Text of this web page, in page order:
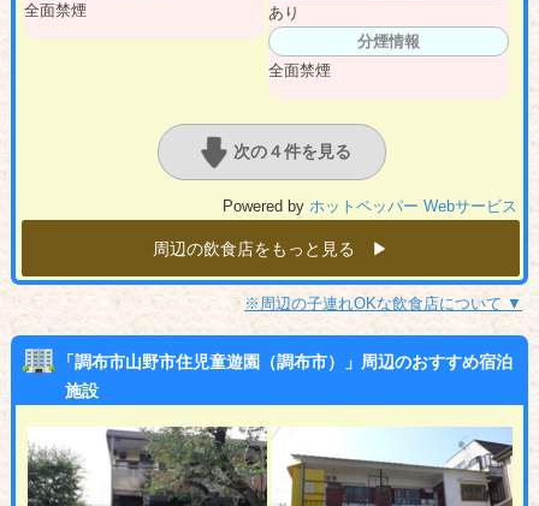
全面禁煙
あり
分煙情報
全面禁煙
次の４件を見る
Powered by ホットペッパー Webサービス
周辺の飲食店をもっと見る ▶︎
※周辺の子連れOKな飲食店について ▼
「調布市山野市住児童遊園（調布市）」周辺のおすすめ宿泊
施設